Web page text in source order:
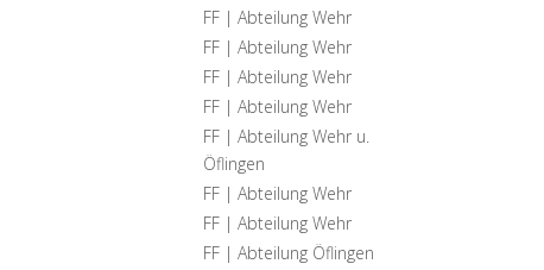
FF | Abteilung Wehr
FF | Abteilung Wehr
FF | Abteilung Wehr
FF | Abteilung Wehr
FF | Abteilung Wehr u.
Öflingen
FF | Abteilung Wehr
FF | Abteilung Wehr
FF | Abteilung Öflingen